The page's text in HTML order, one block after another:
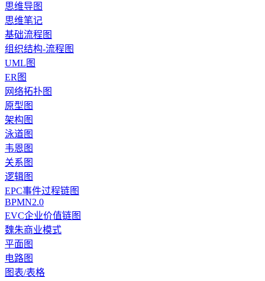
思维导图
思维笔记
基础流程图
组织结构-流程图
UML图
ER图
网络拓扑图
原型图
架构图
泳道图
韦恩图
关系图
逻辑图
EPC事件过程链图
BPMN2.0
EVC企业价值链图
魏朱商业模式
平面图
电路图
图表/表格